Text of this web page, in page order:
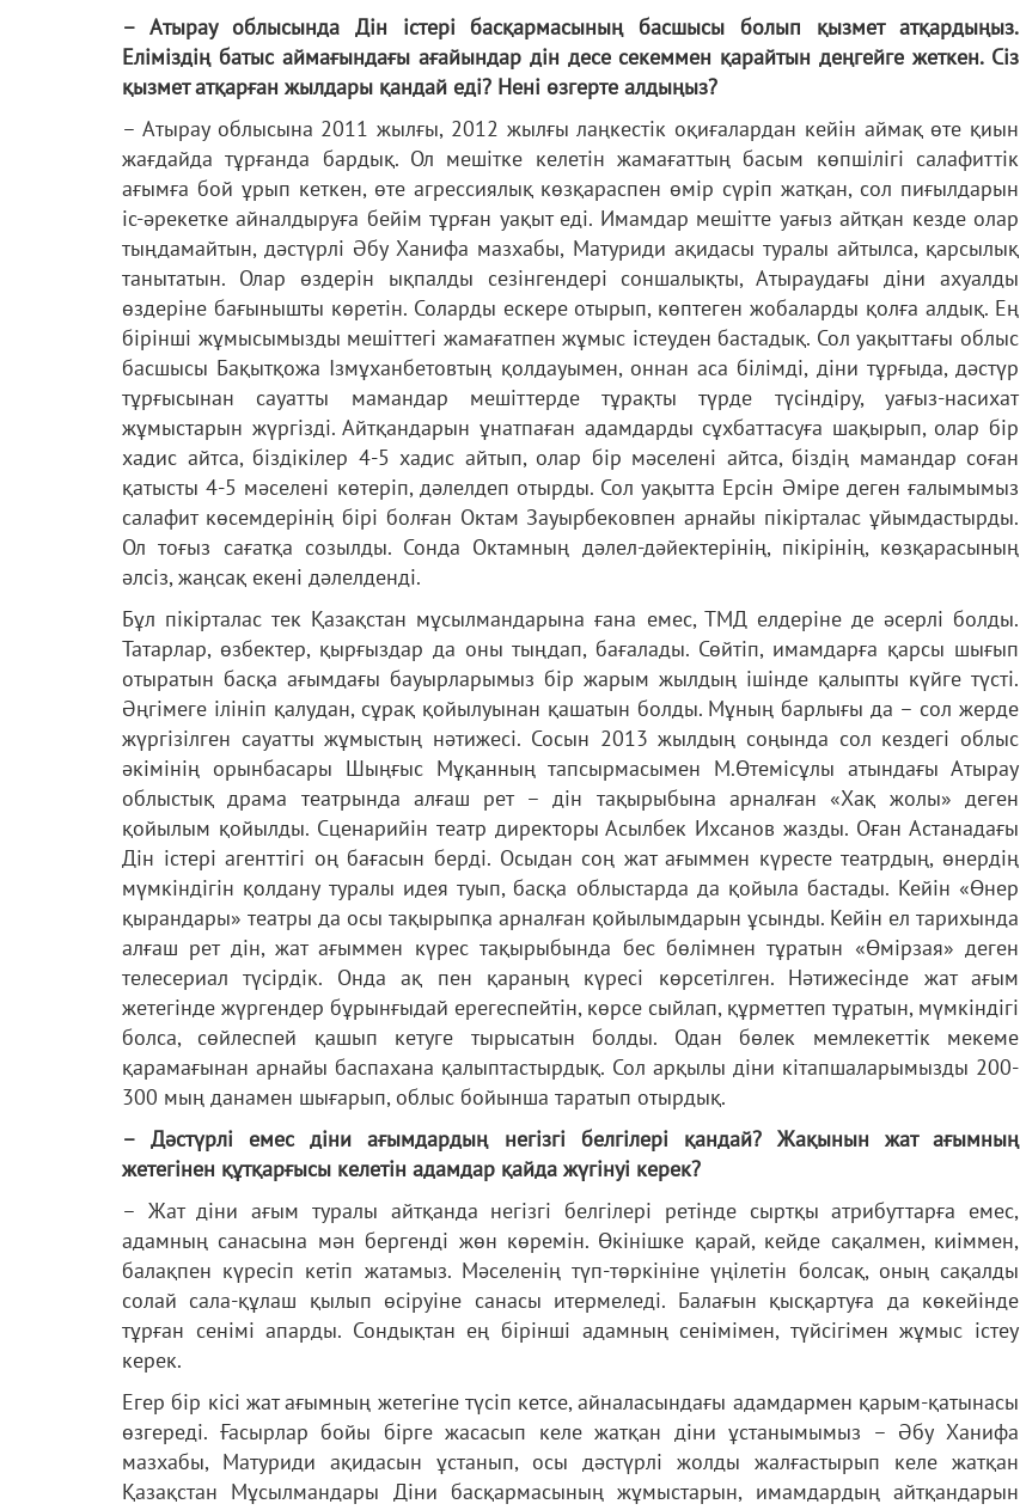
– Атырау облысында Дін істері басқармасының басшысы болып қызмет атқардыңыз.
Еліміздің батыс аймағындағы ағайындар дін десе секеммен қарайтын деңгейге жеткен. Сіз
қызмет атқарған жылдары қандай еді? Нені өзгерте алдыңыз?
– Атырау облысына 2011 жылғы, 2012 жылғы лаңкестік оқиғалардан кейін аймақ өте қиын
жағдайда тұрғанда бардық. Ол мешітке келетін жамағаттың басым көпшілігі салафиттік
ағымға бой ұрып кеткен, өте агрессиялық көзқараспен өмір сүріп жатқан, сол пиғылдарын
іс-әрекетке айналдыруға бейім тұрған уақыт еді. Имамдар мешітте уағыз айтқан кезде олар
тыңдамайтын, дәстүрлі Әбу Ханифа мазхабы, Матуриди ақидасы туралы айтылса, қарсылық
танытатын. Олар өздерін ықпалды сезінгендері соншалықты, Атыраудағы діни ахуалды
өздеріне бағынышты көретін. Соларды ескере отырып, көптеген жобаларды қолға алдық. Ең
бірінші жұмысымызды мешіттегі жамағатпен жұмыс істеуден бастадық. Сол уақыттағы облыс
басшысы Бақытқожа Ізмұханбетовтың қолдауымен, оннан аса білімді, діни тұрғыда, дәстүр
тұрғысынан сауатты мамандар мешіттерде тұрақты түрде түсіндіру, уағыз-насихат
жұмыстарын жүргізді. Айтқандарын ұнатпаған адамдарды сұхбаттасуға шақырып, олар бір
хадис айтса, біздікілер 4-5 хадис айтып, олар бір мәселені айтса, біздің мамандар соған
қатысты 4-5 мәселені көтеріп, дәлелдеп отырды. Сол уақытта Ерсін Әміре деген ғалымымыз
салафит көсемдерінің бірі болған Октам Зауырбековпен арнайы пікірталас ұйымдастырды.
Ол тоғыз сағатқа созылды. Сонда Октамның дәлел-дәйектерінің, пікірінің, көзқарасының
әлсіз, жаңсақ екені дәлелденді.
Бұл пікірталас тек Қазақстан мұсылмандарына ғана емес, ТМД елдеріне де әсерлі болды.
Татарлар, өзбектер, қырғыздар да оны тыңдап, бағалады. Сөйтіп, имамдарға қарсы шығып
отыратын басқа ағымдағы бауырларымыз бір жарым жылдың ішінде қалыпты күйге түсті.
Әңгімеге ілініп қалудан, сұрақ қойылуынан қашатын болды. Мұның барлығы да – сол жерде
жүргізілген сауатты жұмыстың нәтижесі. Сосын 2013 жылдың соңында сол кездегі облыс
әкімінің орынбасары Шыңғыс Мұқанның тапсырмасымен М.Өтемісұлы атындағы Атырау
облыстық драма театрында алғаш рет – дін тақырыбына арналған «Хақ жолы» деген
қойылым қойылды. Сценарийін театр директоры Асылбек Ихсанов жазды. Оған Астанадағы
Дін істері агенттігі оң бағасын берді. Осыдан соң жат ағыммен күресте театрдың, өнердің
мүмкіндігін қолдану туралы идея туып, басқа облыстарда да қойыла бастады. Кейін «Өнер
қырандары» театры да осы тақырыпқа арналған қойылымдарын ұсынды. Кейін ел тарихында
алғаш рет дін, жат ағыммен күрес тақырыбында бес бөлімнен тұратын «Өмірзая» деген
телесериал түсірдік. Онда ақ пен қараның күресі көрсетілген. Нәтижесінде жат ағым
жетегінде жүргендер бұрынғыдай ерегеспейтін, көрсе сыйлап, құрметтеп тұратын, мүмкіндігі
болса, сөйлеспей қашып кетуге тырысатын болды. Одан бөлек мемлекеттік мекеме
қарамағынан арнайы баспахана қалыптастырдық. Сол арқылы діни кітапшаларымызды 200-
300 мың данамен шығарып, облыс бойынша таратып отырдық.
– Дәстүрлі емес діни ағымдардың негізгі белгілері қандай? Жақынын жат ағымның
жетегінен құтқарғысы келетін адамдар қайда жүгінуі керек?
– Жат діни ағым туралы айтқанда негізгі белгілері ретінде сыртқы атрибуттарға емес,
адамның санасына мән бергенді жөн көремін. Өкінішке қарай, кейде сақалмен, киіммен,
балақпен күресіп кетіп жатамыз. Мәселенің түп-төркініне үңілетін болсақ, оның сақалды
солай сала-құлаш қылып өсіруіне санасы итермеледі. Балағын қысқартуға да көкейінде
тұрған сенімі апарды. Сондықтан ең бірінші адамның сенімімен, түйсігімен жұмыс істеу
керек.
Егер бір кісі жат ағымның жетегіне түсіп кетсе, айналасындағы адамдармен қарым-қатынасы
өзгереді. Ғасырлар бойы бірге жасасып келе жатқан діни ұстанымымыз – Әбу Ханифа
мазхабы, Матуриди ақидасын ұстанып, осы дәстүрлі жолды жалғастырып келе жатқан
Қазақстан Мұсылмандары Діни басқармасының жұмыстарын, имамдардың айтқандарын